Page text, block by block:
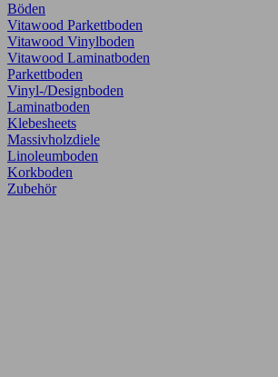
Böden
Vitawood Parkettboden
Vitawood Vinylboden
Vitawood Laminatboden
Parkettboden
Vinyl-/Designboden
Laminatboden
Klebesheets
Massivholzdiele
Linoleumboden
Korkboden
Zubehör